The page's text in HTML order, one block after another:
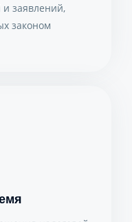
и заявлений,
законом